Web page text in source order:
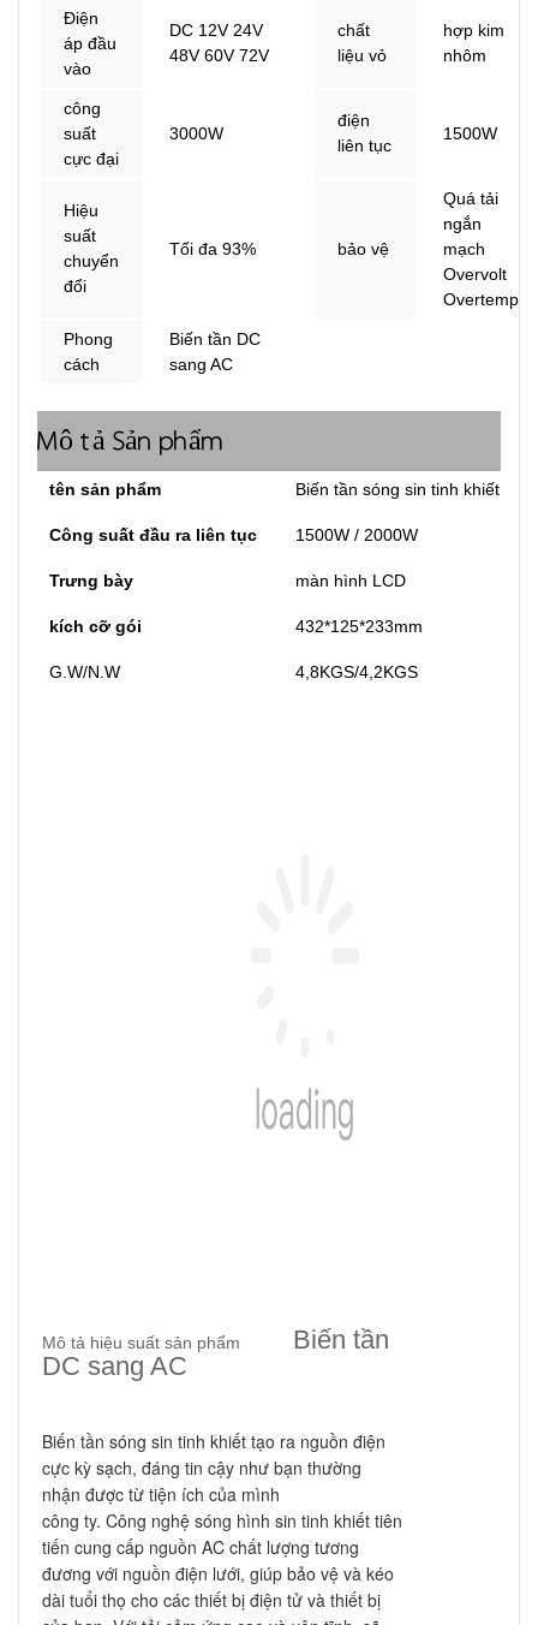
Điện
áp đầu
vào
DC 12V 24V
48V 60V 72V
chất
liệu vỏ
hợp kim
nhôm
công
suất
cực đại
3000W
điện
liên tục
1500W
Hiệu
suất
chuyển
đổi
Tối đa 93% bảo vệ
Quá tải
ngắn
mạch
Overvolt
Overtemp
Phong
cách
Biến tần DC
sang AC
Mô tả Sản phẩm
tên sản phẩm Biến tần sóng sin tinh khiết
Công suất đầu ra liên tục 1500W / 2000W
Trưng bày màn hình LCD
kích cỡ gói 432*125*233mm
G.W/N.W 4,8KGS/4,2KGS
Mô tả hiệu suất sản phẩm Biến tần
DC sang AC
Biến tần sóng sin tinh khiết tạo ra nguồn điện
cực kỳ sạch, đáng tin cậy như bạn thường
nhận được từ tiện ích của mình
công ty. Công nghệ sóng hình sin tinh khiết tiên
tiến cung cấp nguồn AC chất lượng tương
đương với nguồn điện lưới, giúp bảo vệ và kéo
dài tuổi thọ cho các thiết bị điện tử và thiết bị